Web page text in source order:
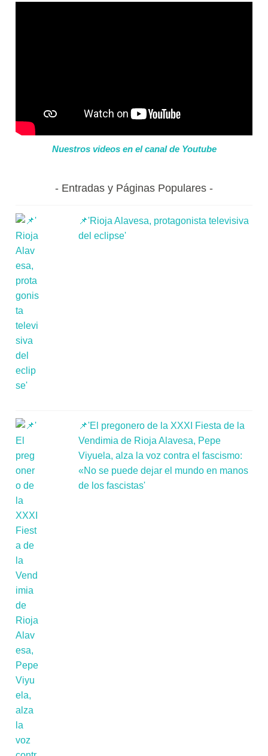
Nuestros videos en el canal de Youtube
Entradas y Páginas Populares
📌'Rioja Alavesa, protagonista televisiva
del eclipse'
📌'El pregonero de la XXXI Fiesta de la
Vendimia de Rioja Alavesa, Pepe
Viyuela, alza la voz contra el fascismo:
«No se puede dejar el mundo en manos
de los fascistas'